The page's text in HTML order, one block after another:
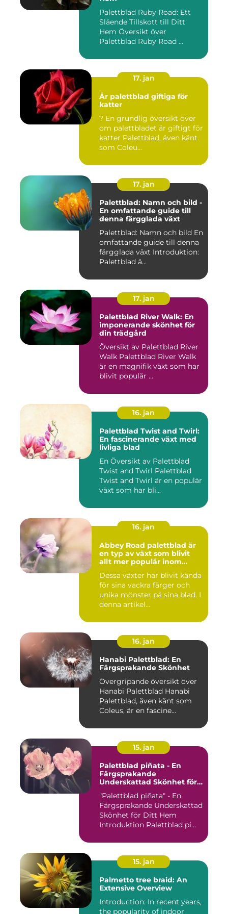
Palettblad Ruby Road: Ett
Slående Tillskott till Ditt
Hem Översikt över
Palettblad Ruby Road ...
17. jan
Är palettblad giftiga för
katter
? En grundlig översikt över
om palettbladet är giftigt för
katter Palettblad, även känt
som Coleu...
17. jan
Palettblad: Namn och bild -
En omfattande guide till
denna färgglada växt
Palettblad: Namn och bild En
omfattande guide till denna
färgglada växt Introduktion:
Palettblad ä...
17. jan
Palettblad River Walk: En
imponerande skönhet för
din trädgård
Översikt av Palettblad River
Walk Palettblad River Walk
är en magnifik växt som har
blivit populär ...
16. jan
Palettblad Twist and Twirl:
En fascinerande växt med
livliga blad
En Översikt av Palettblad
Twist and Twirl Palettblad
Twist and Twirl är en populär
växt som har bli...
16. jan
Abbey Road palettblad är
en typ av växt som blivit
allt mer populär inom
Dessa växter har blivit kända
för sina vackra färger och
unika mönster på sina blad. I
denna artikel...
16. jan
Hanabi Palettblad: En
Färgsprakande Skönhet
Övergripande översikt över
Hanabi Palettblad Hanabi
Palettblad, även känt som
Coleus, är en fascine...
15. jan
Palettblad piñata - En
Färgsprakande
Underskattad Skönhet för
"Palettblad piñata" - En
Färgsprakande Underskattad
Skönhet för Ditt Hem
Introduktion Palettblad pi...
15. jan
Palmetto tree braid: An
Extensive Overview
Introduction: In recent years,
the popularity of indoor